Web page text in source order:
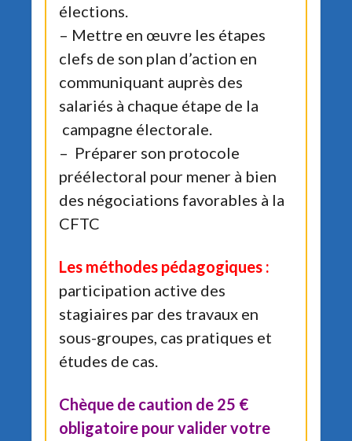
élections.
– Mettre en œuvre les étapes
clefs de son plan d’action en
communiquant auprès des
salariés à chaque étape de la
campagne électorale.
– Préparer son protocole
préélectoral pour mener à bien
des négociations favorables à la
CFTC
Les méthodes pédagogiques :
participation active des
stagiaires par des travaux en
sous-groupes, cas pratiques et
études de cas.
Chèque de caution de 25 €
obligatoire pour valider votre